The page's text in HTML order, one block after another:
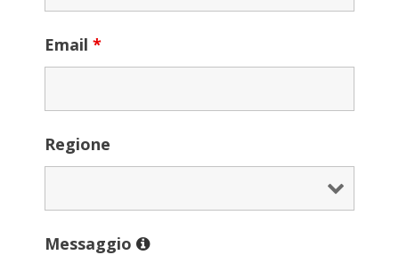
Email *
Regione
Messaggio